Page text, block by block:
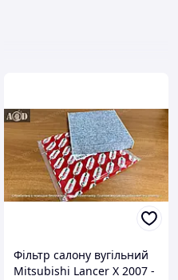
Фільтр салону вугільний
Mitsubishi Lancer X 2007 -